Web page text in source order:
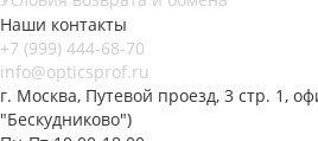
Наши контакты
+7 (999) 444-68-70
info@opticsprof.ru
г. Москва, Путевой проезд, 3 стр. 1,
"Бескудниково")